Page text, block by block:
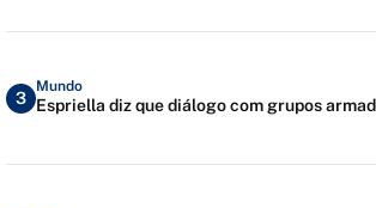
3
Mundo
Espriella diz que diálogo com grupos